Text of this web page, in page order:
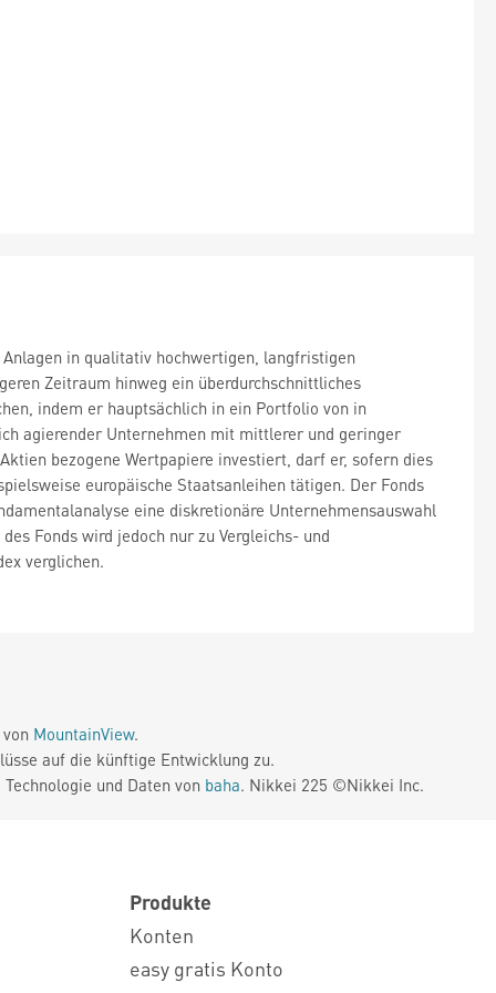
in qualitativ hochwertigen, langfristigen
Zeitraum hinweg ein überdurchschnittliches
indem er hauptsächlich in ein Portfolio von in
agierender Unternehmen mit mittlerer und geringer
bezogene Wertpapiere investiert, darf er, sofern dies
europäische Staatsanleihen tätigen. Der Fonds
eine diskretionäre Unternehmensauswahl
Fonds wird jedoch nur zu Vergleichs- und
verglichen.
MountainView.
auf die künftige Entwicklung zu.
und Daten von baha. Nikkei 225 ©Nikkei Inc.
Produkte
Konten
easy gratis Konto